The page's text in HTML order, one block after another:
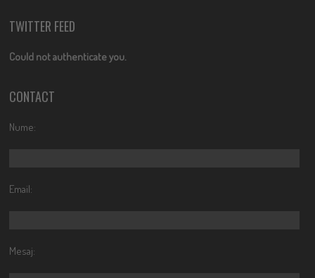
TWITTER FEED
Could not authenticate you.
CONTACT
Nume:
Email:
Mesaj: